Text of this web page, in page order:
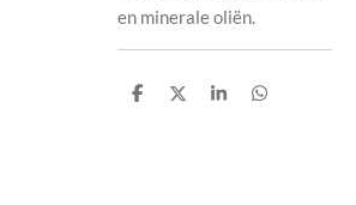
en minerale oliën.
D
D
S
D